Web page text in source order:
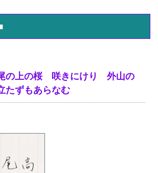
の上の桜 咲きにけり 外山の
ずもあらなむ